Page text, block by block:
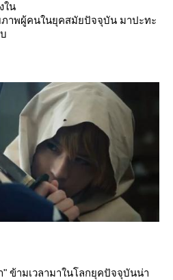
ใน
าพผู้คนในยุคสมัยปัจจุบัน มาปะทะ
" ข้ามเวลามาในโลกยุคปัจจุบันน่า